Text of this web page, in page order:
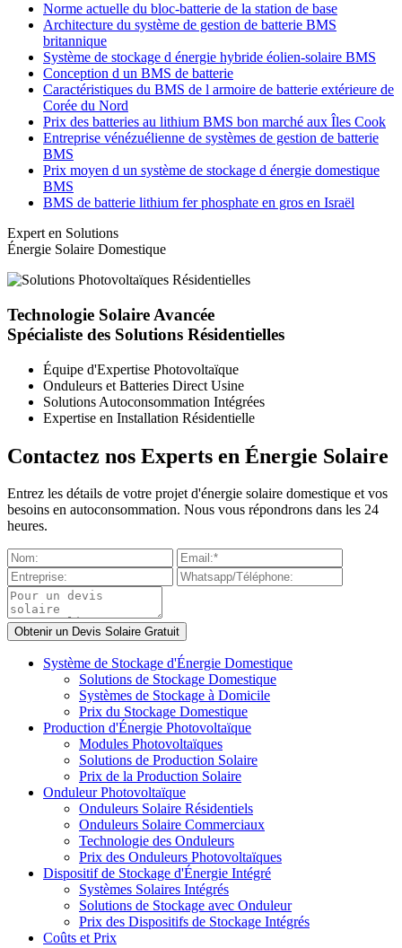
Norme actuelle du bloc-batterie de la station de base
Architecture du système de gestion de batterie BMS
britannique
Système de stockage d énergie hybride éolien-solaire BMS
Conception d un BMS de batterie
Caractéristiques du BMS de l armoire de batterie extérieure de
Corée du Nord
Prix ​​des batteries au lithium BMS bon marché aux Îles Cook
Entreprise vénézuélienne de systèmes de gestion de batterie
BMS
Prix ​​moyen d un système de stockage d énergie domestique
BMS
BMS de batterie lithium fer phosphate en gros en Israël
Expert en Solutions
Énergie Solaire Domestique
Technologie Solaire Avancée
Spécialiste des Solutions Résidentielles
Équipe d'Expertise Photovoltaïque
Onduleurs et Batteries Direct Usine
Solutions Autoconsommation Intégrées
Expertise en Installation Résidentielle
Contactez nos Experts en Énergie Solaire
Entrez les détails de votre projet d'énergie solaire domestique et vos
besoins en autoconsommation. Nous vous répondrons dans les 24
heures.
Système de Stockage d'Énergie Domestique
Solutions de Stockage Domestique
Systèmes de Stockage à Domicile
Prix du Stockage Domestique
Production d'Énergie Photovoltaïque
Modules Photovoltaïques
Solutions de Production Solaire
Prix de la Production Solaire
Onduleur Photovoltaïque
Onduleurs Solaire Résidentiels
Onduleurs Solaire Commerciaux
Technologie des Onduleurs
Prix des Onduleurs Photovoltaïques
Dispositif de Stockage d'Énergie Intégré
Systèmes Solaires Intégrés
Solutions de Stockage avec Onduleur
Prix des Dispositifs de Stockage Intégrés
Coûts et Prix